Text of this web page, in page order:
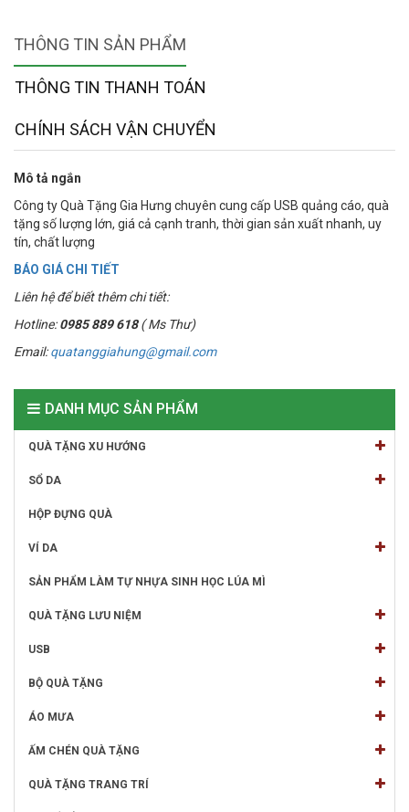
THÔNG TIN SẢN PHẨM
THÔNG TIN THANH TOÁN
CHÍNH SÁCH VẬN CHUYỂN
Mô tả ngắn
Công ty Quà Tặng Gia Hưng chuyên cung cấp USB quảng cáo, quà
tặng số lượng lớn, giá cả cạnh tranh, thời gian sản xuất nhanh, uy
tín, chất lượng
BÁO GIÁ CHI TIẾT
Liên hệ để biết thêm chi tiết:
Hotline: 0985 889 618 ( Ms Thư)
Email: quatanggiahung@gmail.com
DANH MỤC SẢN PHẨM
QUÀ TẶNG XU HƯỚNG
SỔ DA
HỘP ĐỰNG QUÀ
VÍ DA
SẢN PHẨM LÀM TỰ NHỰA SINH HỌC LÚA MÌ
QUÀ TẶNG LƯU NIỆM
USB
BỘ QUÀ TẶNG
ÁO MƯA
ẤM CHÉN QUÀ TẶNG
QUÀ TẶNG TRANG TRÍ